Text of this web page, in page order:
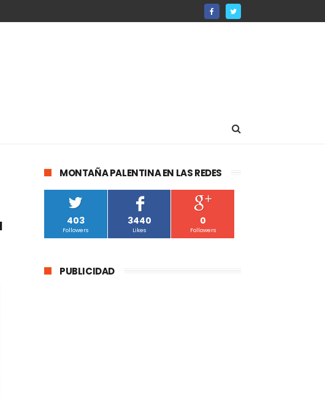
MONTAÑA PALENTINA EN LAS REDES
403
Followers
3440
Likes
0
Followers
PUBLICIDAD